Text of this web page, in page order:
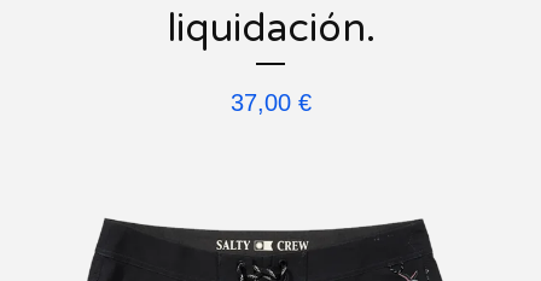
liquidación.
37,00 €